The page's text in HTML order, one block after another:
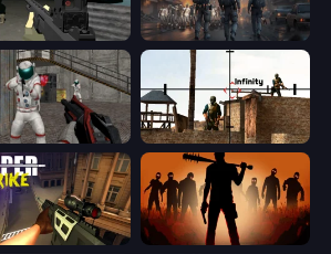
Zombie Hunter
Area Lethal Sniper 3D: Army Soldier
Strike Deads on the Road